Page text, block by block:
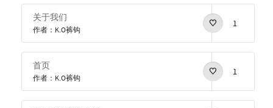
关于我们
作者：K.O裤钩
1
首页
作者：K.O裤钩
1